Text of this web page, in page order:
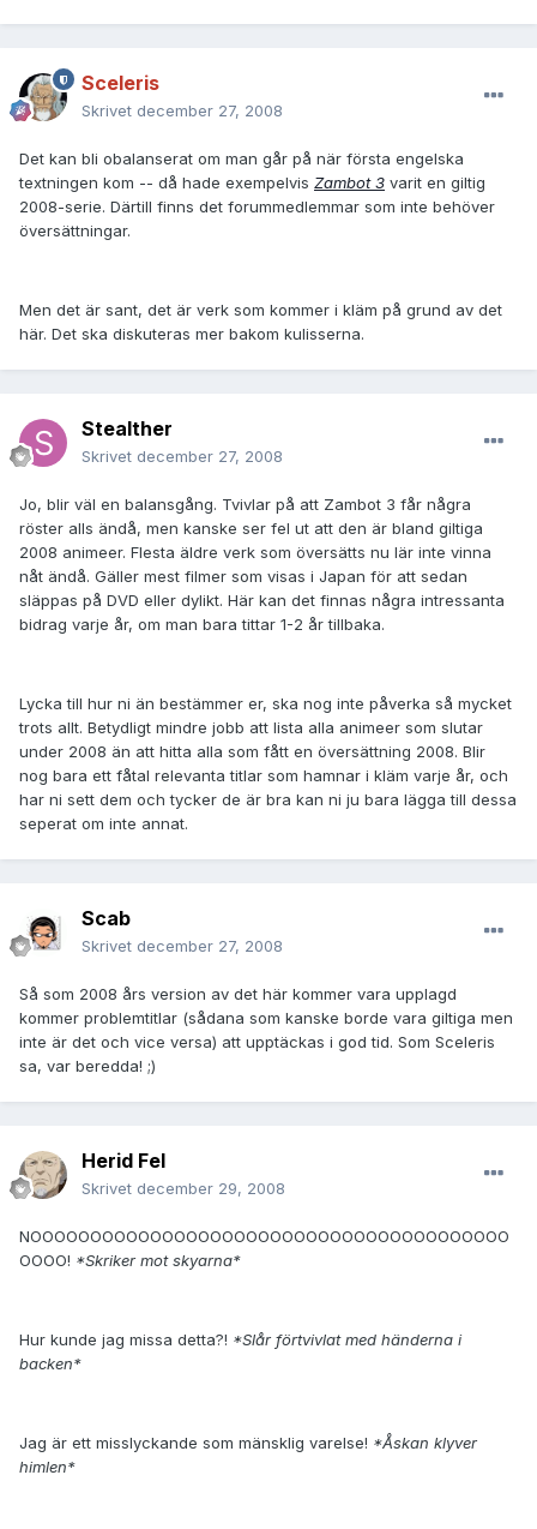
Sceleris
Skrivet december 27, 2008
Det kan bli obalanserat om man går på när första engelska
textningen kom -- då hade exempelvis Zambot 3 varit en giltig
2008-serie. Därtill finns det forummedlemmar som inte behöver
översättningar.
Men det är sant, det är verk som kommer i kläm på grund av det
här. Det ska diskuteras mer bakom kulisserna.
Stealther
Skrivet december 27, 2008
Jo, blir väl en balansgång. Tvivlar på att Zambot 3 får några
röster alls ändå, men kanske ser fel ut att den är bland giltiga
2008 animeer. Flesta äldre verk som översätts nu lär inte vinna
nåt ändå. Gäller mest filmer som visas i Japan för att sedan
släppas på DVD eller dylikt. Här kan det finnas några intressanta
bidrag varje år, om man bara tittar 1-2 år tillbaka.
Lycka till hur ni än bestämmer er, ska nog inte påverka så mycket
trots allt. Betydligt mindre jobb att lista alla animeer som slutar
under 2008 än att hitta alla som fått en översättning 2008. Blir
nog bara ett fåtal relevanta titlar som hamnar i kläm varje år, och
har ni sett dem och tycker de är bra kan ni ju bara lägga till dessa
seperat om inte annat.
Scab
Skrivet december 27, 2008
Så som 2008 års version av det här kommer vara upplagd
kommer problemtitlar (sådana som kanske borde vara giltiga men
inte är det och vice versa) att upptäckas i god tid. Som Sceleris
sa, var beredda! ;)
Herid Fel
Skrivet december 29, 2008
NOOOOOOOOOOOOOOOOOOOOOOOOOOOOOOOOOOOOOOOO
OOOO! *Skriker mot skyarna*
Hur kunde jag missa detta?! *Slår förtvivlat med händerna i
backen*
Jag är ett misslyckande som mänsklig varelse! *Åskan klyver
himlen*